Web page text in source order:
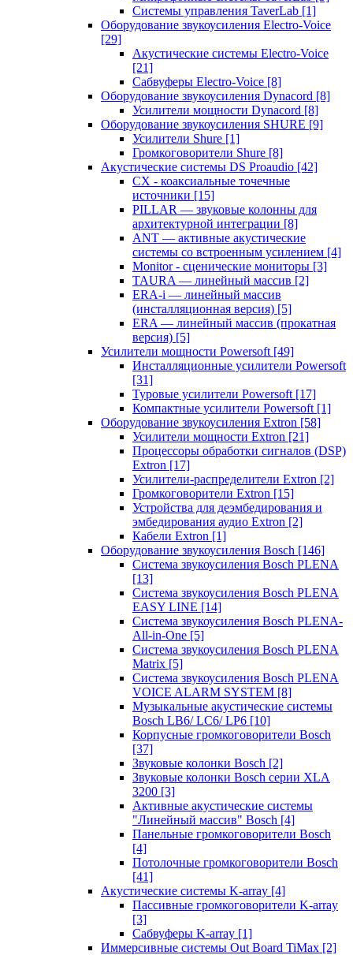
Системы управления TaverLab [1]
Оборудование звукоусиления Electro-Voice
[29]
Акустические системы Electro-Voice
[21]
Сабвуферы Electro-Voice [8]
Оборудование звукоусиления Dynacord [8]
Усилители мощности Dynacord [8]
Оборудование звукоусиления SHURE [9]
Усилители Shure [1]
Громкоговорители Shure [8]
Акустические системы DS Proaudio [42]
CX - коаксиальные точечные
источники [15]
PILLAR — звуковые колонны для
архитектурной интеграции [8]
ANT — активные акустические
системы со встроенным усилением [4]
Monitor - сценические мониторы [3]
TAURA — линейный массив [2]
ERA-i — линейный массив
(инсталляционная версия) [5]
ERA — линейный массив (прокатная
версия) [5]
Усилители мощности Powersoft [49]
Инсталляционные усилители Powersoft
[31]
Туровые усилители Powersoft [17]
Компактные усилители Powersoft [1]
Оборудование звукоусиления Extron [58]
Усилители мощности Extron [21]
Процессоры обработки сигналов (DSP)
Extron [17]
Усилители-распределители Extron [2]
Громкоговорители Extron [15]
Устройства для деэмбедирования и
эмбедирования аудио Extron [2]
Кабели Extron [1]
Оборудование звукоусиления Bosch [146]
Система звукоусиления Bosch PLENA
[13]
Система звукоусиления Bosch PLENA
EASY LINE [14]
Система звукоусиления Bosch PLENA-
All-in-One [5]
Система звукоусиления Bosch PLENA
Matrix [5]
Система звукоусиления Bosch PLENA
VOICE ALARM SYSTEM [8]
Музыкальные акустические системы
Bosch LB6/ LC6/ LP6 [10]
Корпусные громкоговорители Bosch
[37]
Звуковые колонки Bosch [2]
Звуковые колонки Bosch серии XLA
3200 [3]
Активные акустические системы
"Линейный массив" Bosch [4]
Панельные громкоговорители Bosch
[4]
Потолочные громкоговорители Bosch
[41]
Акустические системы K-array [4]
Пассивные громкоговорители K-array
[3]
Сабвуферы K-array [1]
Иммерсивные системы Out Board TiMax [2]